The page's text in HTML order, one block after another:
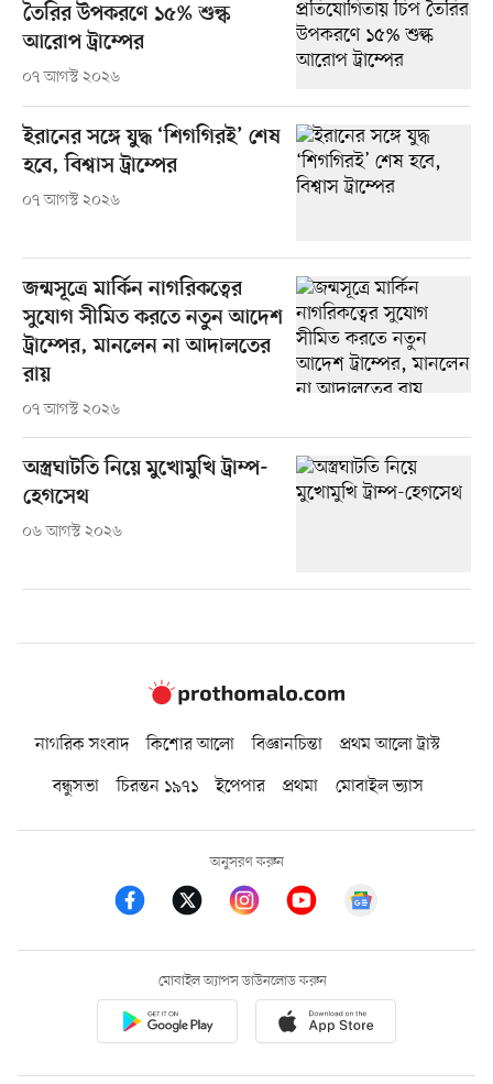
তৈরির উপকরণে ১৫% শুল্ক
আরোপ ট্রাম্পের
০৭ আগস্ট ২০২৬
ইরানের সঙ্গে যুদ্ধ ‘শিগগিরই’ শেষ
হবে, বিশ্বাস ট্রাম্পের
০৭ আগস্ট ২০২৬
জন্মসূত্রে মার্কিন নাগরিকত্বের
সুযোগ সীমিত করতে নতুন আদেশ
ট্রাম্পের, মানলেন না আদালতের
রায়
০৭ আগস্ট ২০২৬
অস্ত্রঘাটতি নিয়ে মুখোমুখি ট্রাম্প-
হেগসেথ
০৬ আগস্ট ২০২৬
নাগরিক সংবাদ কিশোর আলো বিজ্ঞানচিন্তা
প্রথম আলো ট্রাস্ট
বন্ধুসভা
চিরন্তন ১৯৭১ ইপেপার প্রথমা মোবাইল ভ্যাস
অনুসরণ করুন
মোবাইল অ্যাপস ডাউনলোড করুন